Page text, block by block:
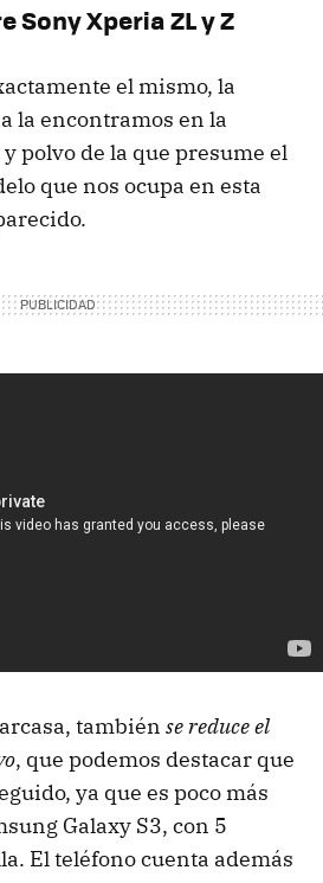
Sony Xperia ZL y Z
el mismo, la
la encontramos en la
polvo de la que presume el
que nos ocupa en esta
también se reduce el
, que podemos destacar que
ya que es poco más
Galaxy S3, con 5
El teléfono cuenta además